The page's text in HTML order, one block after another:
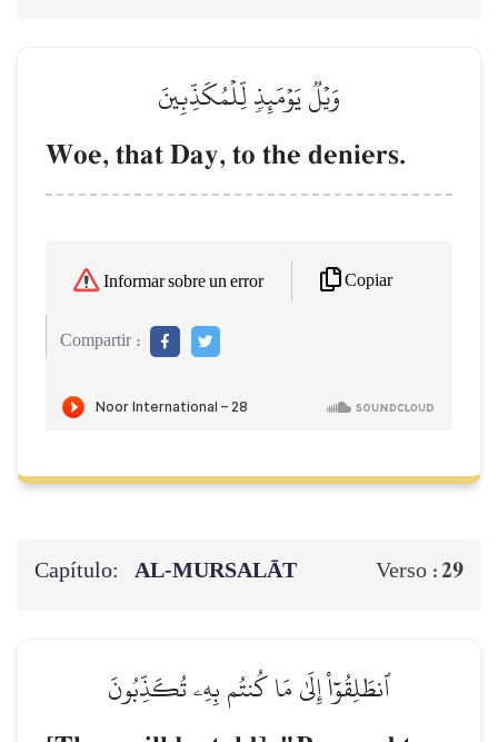
وَيۡلٞ يَوۡمَئِذٖ لِّلۡمُكَذِّبِينَ
Woe, that Day, to the deniers.
Informar sobre un error Copiar
Compartir :
Capítulo: AL‑MURSALĀT Verso :29
ٱنطَلِقُوٓاْ إِلَىٰ مَا كُنتُم بِهِۦ تُكَذِّبُونَ